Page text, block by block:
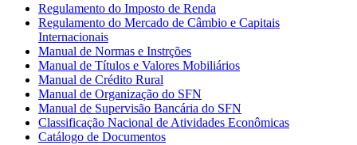
Regulamento do Imposto de Renda
Regulamento do Mercado de Câmbio e Capitais
Internacionais
Manual de Normas e Instrções
Manual de Títulos e Valores Mobiliários
Manual de Crédito Rural
Manual de Organização do SFN
Manual de Supervisão Bancária do SFN
Classificação Nacional de Atividades Econômicas
Catálogo de Documentos